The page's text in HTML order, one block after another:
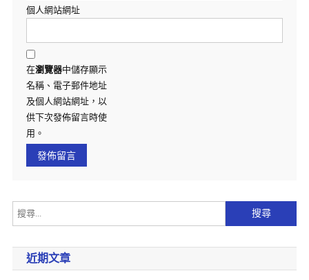
個人網站網址
在瀏覽器中儲存顯示
名稱、電子郵件地址
及個人網站網址，以
供下次發佈留言時使
用。
近期文章